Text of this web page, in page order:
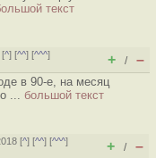
текст
[^] [^^] [^^^]
+ / –
в 90-е, на месяц
... большой текст
[^] [^^] [^^^]
+ / –